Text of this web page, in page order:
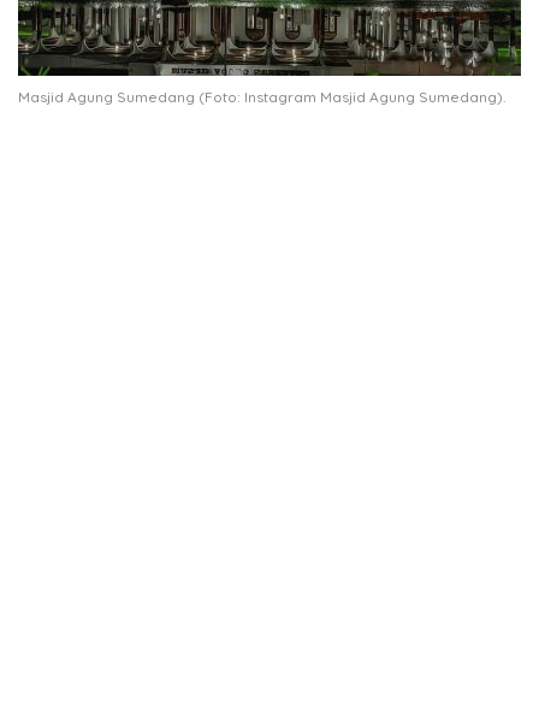
Masjid Agung Sumedang (Foto: Instagram Masjid Agung Sumedang).